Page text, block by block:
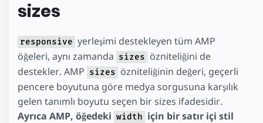
sizes
responsive yerleşimi destekleyen tüm AMP
öğeleri, aynı zamanda sizes özniteliğini de
destekler. AMP sizes özniteliğinin değeri, geçerli
pencere boyutuna göre medya sorgusuna karşılık
gelen tanımlı boyutu seçen bir sizes ifadesidir.
Ayrıca AMP, öğedeki width için bir satır içi stil